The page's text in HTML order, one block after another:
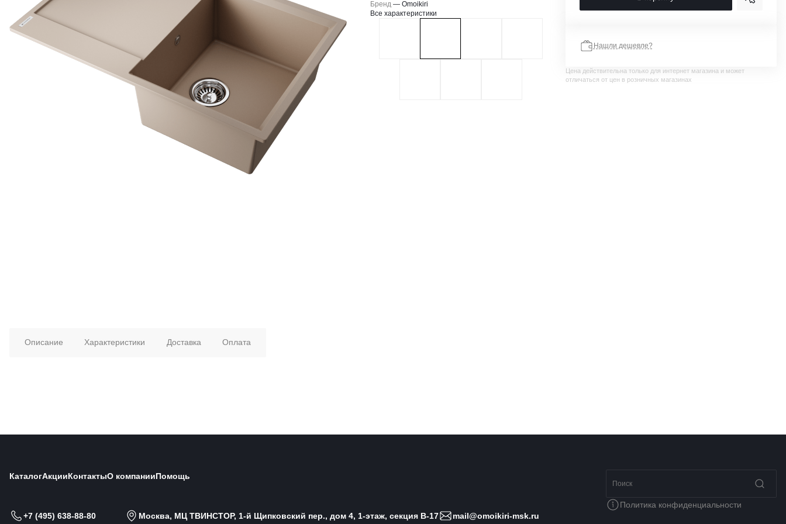
Бренд —Omoikiri
Все характеристики
Нашли дешевле?
Цена действительна только для интернет магазина и может
отличаться от цен в розничных магазинах
Описание Характеристики Доставка Оплата
КаталогАкцииКонтактыО компанииПомощь
+7 (495) 638-88-80 Москва, МЦ ТВИНСТОР, 1-й Щипковский пер., дом 4, 1-этаж, секция B-17 mail@omoikiri-msk.ru
Политика конфиденциальности